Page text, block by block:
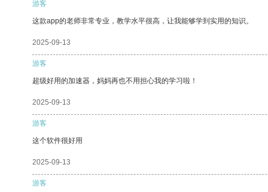
游客
这款app的老师非常专业，教学水平很高，让我能够学到实用的知识。
2025-09-13
游客
超级好用的加速器，妈妈再也不用担心我的学习啦！
2025-09-13
游客
这个软件很好用
2025-09-13
游客